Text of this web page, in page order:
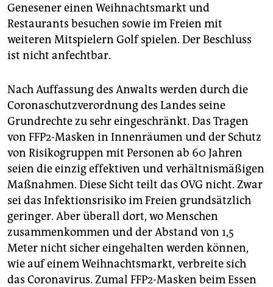
Genesener einen Weihnachtsmarkt und
Restaurants besuchen sowie im Freien mit
weiteren Mitspielern Golf spielen. Der Beschluss
ist nicht anfechtbar.
Nach Auffassung des Anwalts werden durch die
Coronaschutzverordnung des Landes seine
Grundrechte zu sehr eingeschränkt. Das Tragen
von FFP2-Masken in Innenräumen und der Schutz
von Risikogruppen mit Personen ab 60 Jahren
seien die einzig effektiven und verhältnismäßigen
Maßnahmen. Diese Sicht teilt das OVG nicht. Zwar
sei das Infektionsrisiko im Freien grundsätzlich
geringer. Aber überall dort, wo Menschen
zusammenkommen und der Abstand von 1,5
Meter nicht sicher eingehalten werden können,
wie auf einem Weihnachtsmarkt, verbreite sich
das Coronavirus. Zumal FFP2-Masken beim Essen